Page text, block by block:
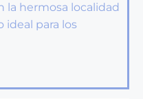
la hermosa localidad
ideal para los